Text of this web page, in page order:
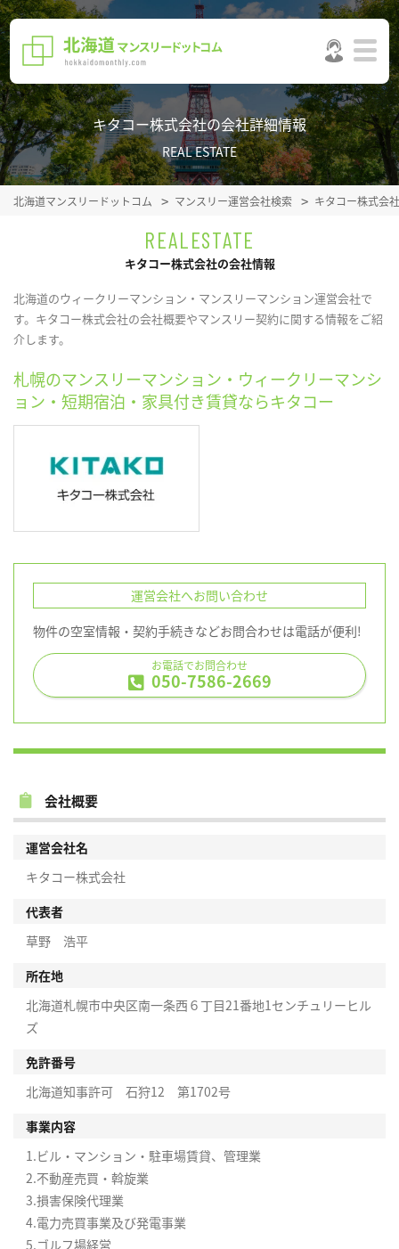
キタコー株式会社の会社詳細情報
REAL ESTATE
北海道マンスリードットコム マンスリー運営会社検索 キタコー株式会社
REALESTATE
キタコー株式会社の会社情報
北海道のウィークリーマンション・マンスリーマンション運営会社で
す。キタコー株式会社の会社概要やマンスリー契約に関する情報をご紹
介します。
札幌のマンスリーマンション・ウィークリーマンシ
ョン・短期宿泊・家具付き賃貸ならキタコー
運営会社へお問い合わせ
物件の空室情報・契約手続きなどお問合わせは電話が便利!
お電話でお問合わせ
050-7586-2669
会社概要
運営会社名
キタコー株式会社
代表者
草野 浩平
所在地
北海道札幌市中央区南一条西６丁目21番地1センチュリーヒル
ズ
免許番号
北海道知事許可 石狩12 第1702号
事業内容
1.ビル・マンション・駐車場賃貸、管理業
2.不動産売買・斡旋業
3.損害保険代理業
4.電力売買事業及び発電事業
5.ゴルフ場経営